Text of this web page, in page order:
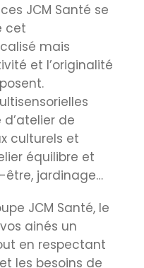
JCM Santé se
cet
mais
et l’originalité
de
culturels et
équilibre et
être, jardinage…
JCM Santé, le
ainés un
en respectant
les besoins de